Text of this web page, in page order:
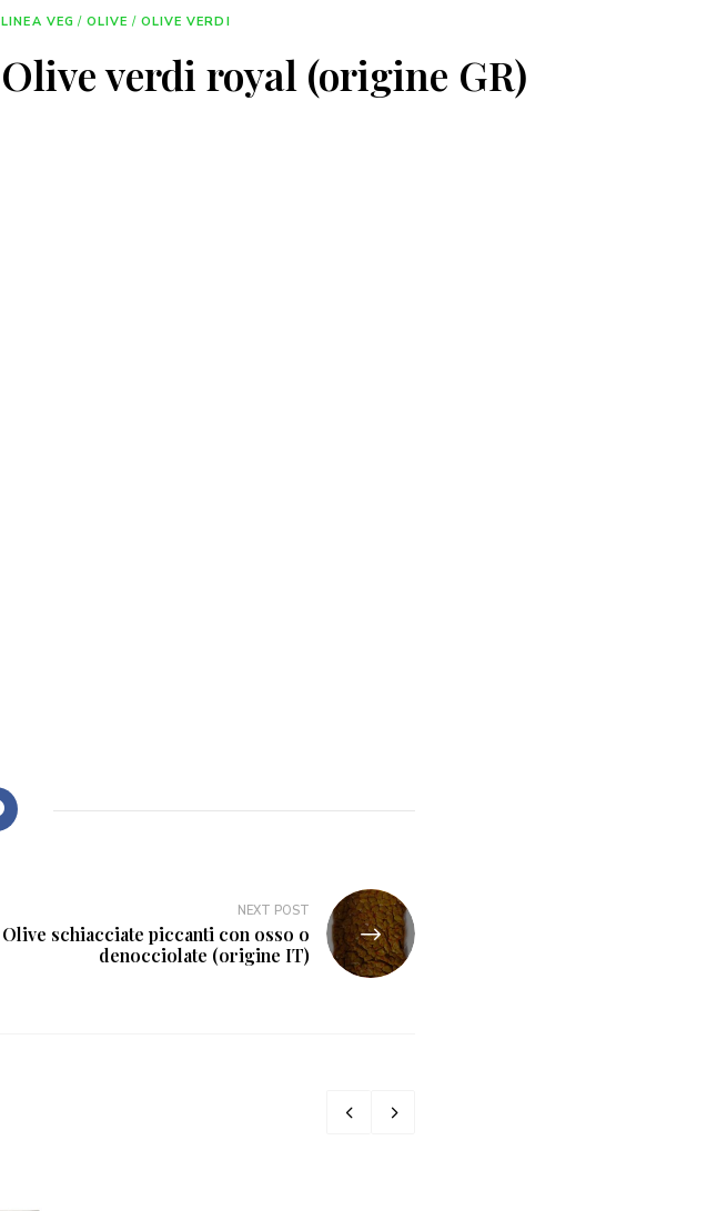
LINEA VEG / OLIVE / OLIVE VERDI
Olive verdi royal (origine GR)
NEXT POST
Olive schiacciate piccanti con osso o
denocciolate (origine IT)